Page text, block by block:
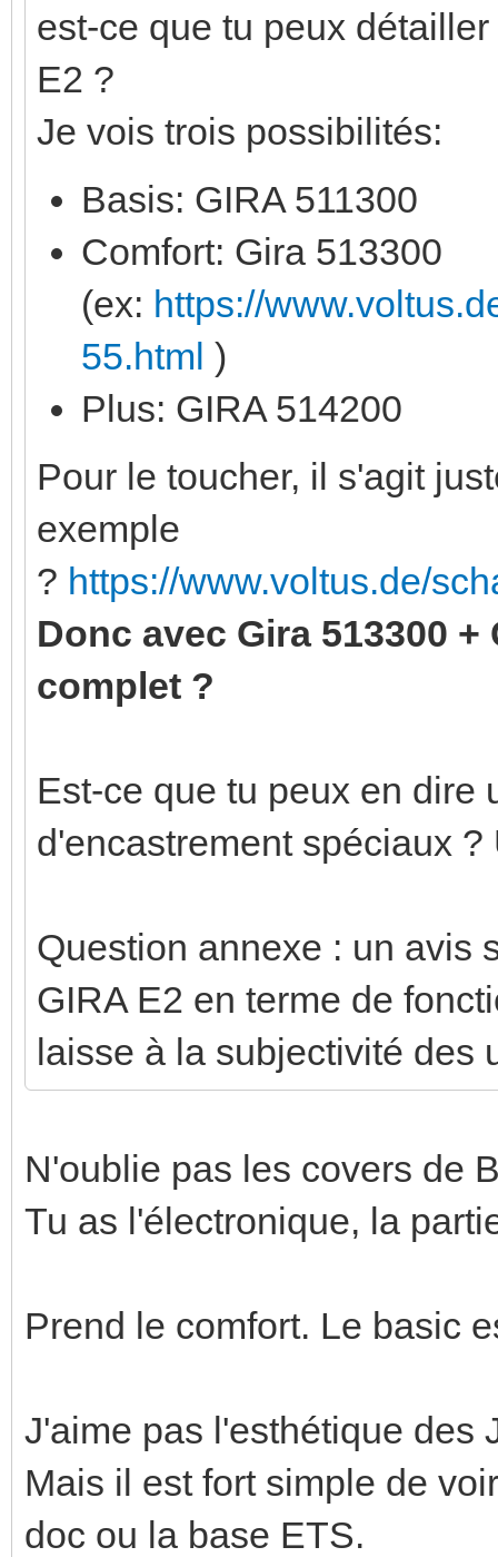
est-ce que tu peux
E2 ?
Je vois trois possibilités:
Basis: GIRA 511300
Comfort: Gira 513300
(ex: https://
55.html )
Plus: GIRA 514200
Pour le toucher, il s'agit
exemple
? https://www.voltus.de/
Donc avec Gira 513300
complet ?
Est-ce que tu peux en dire
d'encastrement spéciaux
Question annexe : un avis
GIRA E2 en terme de
laisse à la subjectivité des
N'oublie pas les covers de
Tu as l'électronique, la
Prend le comfort. Le basic
J'aime pas l'esthétique des
Mais il est fort simple de
doc ou la base ETS.